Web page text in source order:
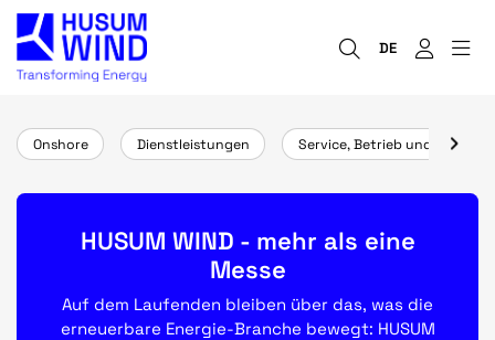
DE
Onshore Dienstleistungen Service, Betrieb und Wartung
HUSUM WIND - mehr als eine
Messe
Auf dem Laufenden bleiben über das, was die
erneuerbare Energie-Branche bewegt: HUSUM